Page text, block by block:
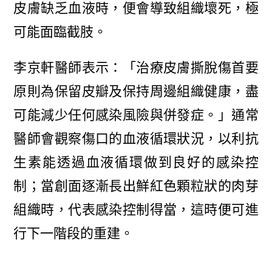
皮膚缺乏血液時，便會導致組織壞死，極
可能面臨截肢。
李京軒醫師表示：「治療皮膚撕脫傷首要
原則為保留皮瓣及保持周邊組織健康，盡
可能減少任何感染風險與併發症。」通常
醫師會觀察傷口的血液循環狀況，以利抗
生素能透過血液循環做到良好的感染控
制；當創面逐漸長出鮮紅色顆粒狀的肉芽
組織時，代表感染控制得當，這時便可進
行下一階段的重建。